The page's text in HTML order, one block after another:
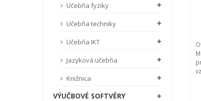
Učebňa fyziky
Učebňa techniky
Učebňa IKT
Jazyková učebňa
Knižnica
VÝUČBOVÉ SOFTVÉRY